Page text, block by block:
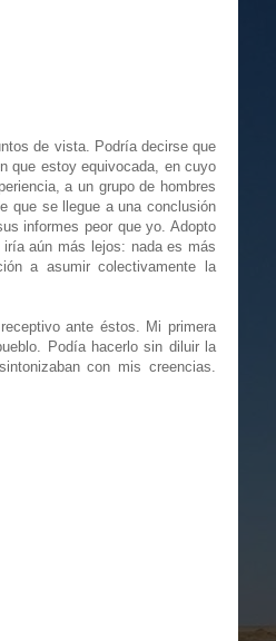
de vista. Podría decirse que
que estoy equivocada, en cuyo
a un grupo de hombres
que se llegue a una conclusión
informes peor que yo. Adopto
aún más lejos: nada es más
a asumir colectivamente la
ante éstos. Mi primera
Podía hacerlo sin diluir la
con mis creencias.